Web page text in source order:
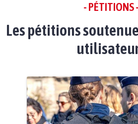
- PÉTITIONS -
Les pétitions